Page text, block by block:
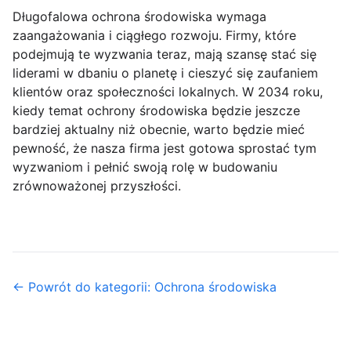
Długofalowa ochrona środowiska wymaga
zaangażowania i ciągłego rozwoju. Firmy, które
podejmują te wyzwania teraz, mają szansę stać się
liderami w dbaniu o planetę i cieszyć się zaufaniem
klientów oraz społeczności lokalnych. W 2034 roku,
kiedy temat ochrony środowiska będzie jeszcze
bardziej aktualny niż obecnie, warto będzie mieć
pewność, że nasza firma jest gotowa sprostać tym
wyzwaniom i pełnić swoją rolę w budowaniu
zrównoważonej przyszłości.
← Powrót do kategorii: Ochrona środowiska